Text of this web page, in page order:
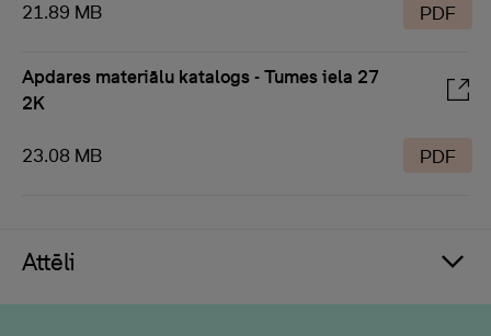
21.89 MB PDF
Apdares materiālu katalogs - Tumes iela 27
2K
23.08 MB PDF
Attēli